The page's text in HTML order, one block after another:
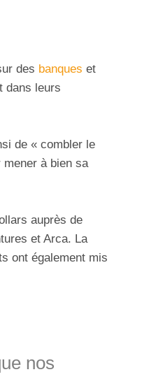
des banques et
dans leurs
de « combler le
à bien sa
auprès de
et Arca. La
ont également mis
nos